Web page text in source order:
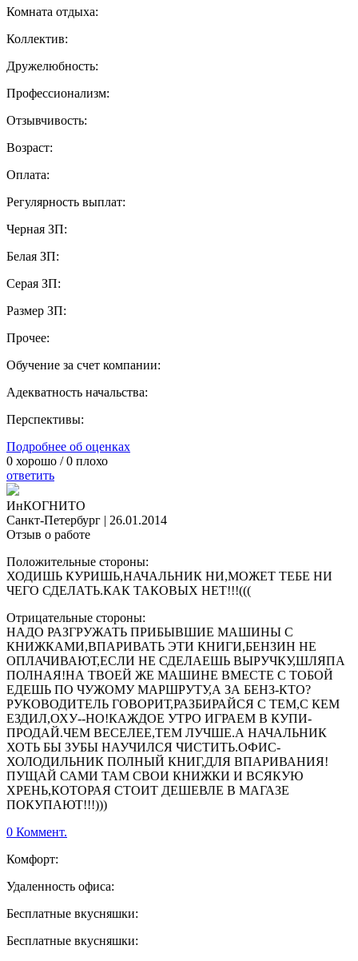
Комната отдыха:
Коллектив:
Дружелюбность:
Профессионализм:
Отзывчивость:
Возраст:
Оплата:
Регулярность выплат:
Черная ЗП:
Белая ЗП:
Серая ЗП:
Размер ЗП:
Прочее:
Обучение за счет компании:
Адекватность начальства:
Перспективы:
Подробнее об оценках
0 хорошо /0 плохо
ответить
ИнКОГНИТО
Санкт-Петербург | 26.01.2014
Отзыв о работе
Положительные стороны:
ХОДИШЬ КУРИШЬ,НАЧАЛЬНИК НИ,МОЖЕТ ТЕБЕ НИ
ЧЕГО СДЕЛАТЬ.КАК ТАКОВЫХ НЕТ!!!(((
Отрицательные стороны:
НАДО РАЗГРУЖАТЬ ПРИБЫВШИЕ МАШИНЫ С
КНИЖКАМИ,ВПАРИВАТЬ ЭТИ КНИГИ,БЕНЗИН НЕ
ОПЛАЧИВАЮТ,ЕСЛИ НЕ СДЕЛАЕШЬ ВЫРУЧКУ,ШЛЯПА
ПОЛНАЯ!НА ТВОЕЙ ЖЕ МАШИНЕ ВМЕСТЕ С ТОБОЙ
ЕДЕШЬ ПО ЧУЖОМУ МАРШРУТУ,А ЗА БЕНЗ-КТО?
РУКОВОДИТЕЛЬ ГОВОРИТ,РАЗБИРАЙСЯ С ТЕМ,С КЕМ
ЕЗДИЛ,ОХУ--НО!КАЖДОЕ УТРО ИГРАЕМ В КУПИ-
ПРОДАЙ.ЧЕМ ВЕСЕЛЕЕ,ТЕМ ЛУЧШЕ.А НАЧАЛЬНИК
ХОТЬ БЫ ЗУБЫ НАУЧИЛСЯ ЧИСТИТЬ.ОФИС-
ХОЛОДИЛЬНИК ПОЛНЫЙ КНИГ,ДЛЯ ВПАРИВАНИЯ!
ПУЩАЙ САМИ ТАМ СВОИ КНИЖКИ И ВСЯКУЮ
ХРЕНЬ,КОТОРАЯ СТОИТ ДЕШЕВЛЕ В МАГАЗЕ
ПОКУПАЮТ!!!)))
0 Коммент.
Комфорт:
Удаленность офиса:
Бесплатные вкусняшки:
Бесплатные вкусняшки: